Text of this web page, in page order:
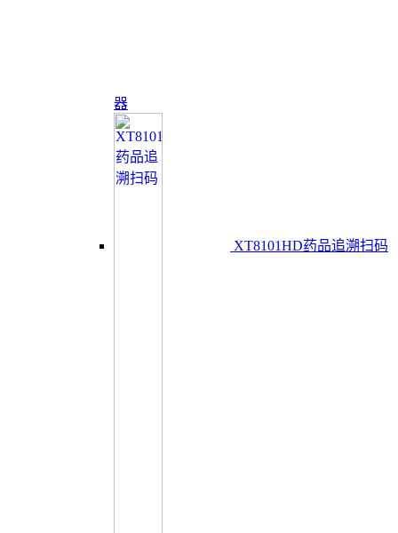
器
XT8101HD药品追溯扫码